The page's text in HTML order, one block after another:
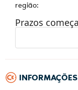
região:
Prazos